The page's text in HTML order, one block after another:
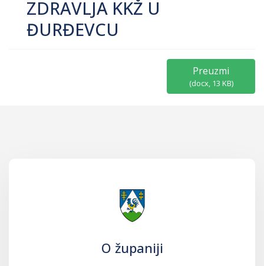
ZDRAVLJA KKŽ U
ĐURĐEVCU
Preuzmi
(docx, 13 KB)
O županiji